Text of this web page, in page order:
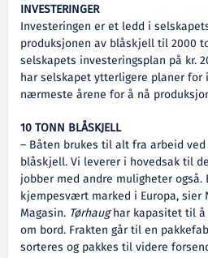
INVESTERINGER
Investeringen er et ledd i
produksjonen av blåskjell til 2000
selskapets investeringsplan på kr.
har selskapet ytterligere planer for
nærmeste årene for å nå
10 TONN BLÅSKJELL
– Båten brukes til alt fra arbeid
blåskjell. Vi leverer i hovedsak til
jobber med andre muligheter
kjempesvært marked i Europa,
Magasin. Tørhaughar kapasitet til å
om bord. Frakten går til en
sorteres og pakkes til videre